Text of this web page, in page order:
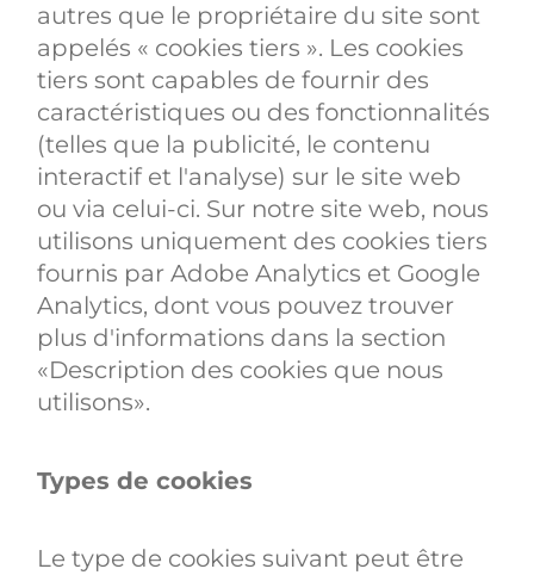
autres que le propriétaire du site sont
appelés « cookies tiers ». Les cookies
tiers sont capables de fournir des
caractéristiques ou des fonctionnalités
(telles que la publicité, le contenu
interactif et l'analyse) sur le site web
ou via celui-ci. Sur notre site web, nous
utilisons uniquement des cookies tiers
fournis par Adobe Analytics et Google
Analytics, dont vous pouvez trouver
plus d'informations dans la section
«Description des cookies que nous
utilisons».
Types de cookies
Le type de cookies suivant peut être